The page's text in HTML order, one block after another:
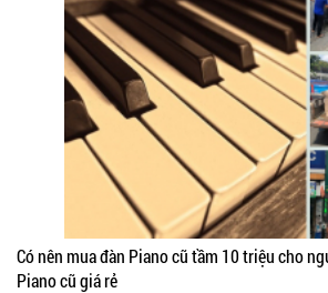
Có nên mua đàn Piano cũ tầm 10 triệu cho
Piano cũ giá rẻ